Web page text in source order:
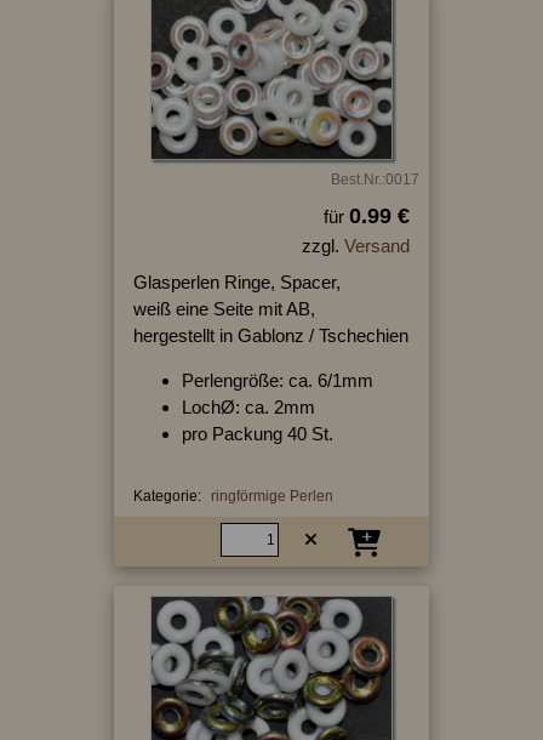
Best.Nr.:0017
für 0.99 €
zzgl. Versand
Glasperlen Ringe, Spacer,
weiß eine Seite mit AB,
hergestellt in Gablonz / Tschechien
Perlengröße: ca. 6/1mm
LochØ: ca. 2mm
pro Packung 40 St.
Kategorie: ringförmige Perlen